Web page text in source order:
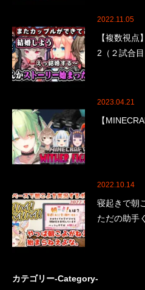
2022.11.05
【複数視
2（２試合
2023.04.21
【
2022.10.14
寝起きで朝
ただの助手
カテゴリー-Category-